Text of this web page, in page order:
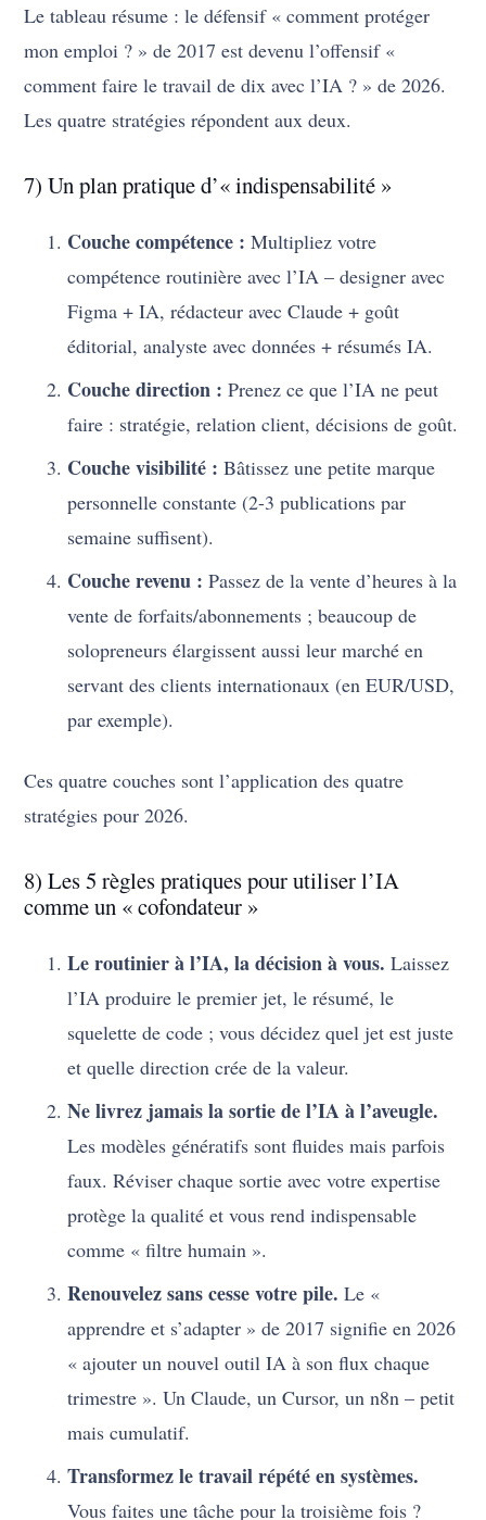
Le tableau résume : le défensif « comment protéger
mon emploi ? » de 2017 est devenu l’offensif «
comment faire le travail de dix avec l’IA ? » de 2026.
Les quatre stratégies répondent aux deux.
7) Un plan pratique d’« indispensabilité »
Couche compétence : Multipliez votre
compétence routinière avec l’IA – designer avec
Figma + IA, rédacteur avec Claude + goût
éditorial, analyste avec données + résumés IA.
Couche direction : Prenez ce que l’IA ne peut
faire : stratégie, relation client, décisions de goût.
Couche visibilité : Bâtissez une petite marque
personnelle constante (2-3 publications par
semaine suffisent).
Couche revenu : Passez de la vente d’heures à la
vente de forfaits/abonnements ; beaucoup de
solopreneurs élargissent aussi leur marché en
servant des clients internationaux (en EUR/USD,
par exemple).
Ces quatre couches sont l’application des quatre
stratégies pour 2026.
8) Les 5 règles pratiques pour utiliser l’IA
comme un « cofondateur »
Le routinier à l’IA, la décision à vous. Laissez
l’IA produire le premier jet, le résumé, le
squelette de code ; vous décidez quel jet est juste
et quelle direction crée de la valeur.
Ne livrez jamais la sortie de l’IA à l’aveugle.
Les modèles génératifs sont fluides mais parfois
faux. Réviser chaque sortie avec votre expertise
protège la qualité et vous rend indispensable
comme « filtre humain ».
Renouvelez sans cesse votre pile. Le «
apprendre et s’adapter » de 2017 signifie en 2026
« ajouter un nouvel outil IA à son flux chaque
trimestre ». Un Claude, un Cursor, un n8n – petit
mais cumulatif.
Transformez le travail répété en systèmes.
Vous faites une tâche pour la troisième fois ?